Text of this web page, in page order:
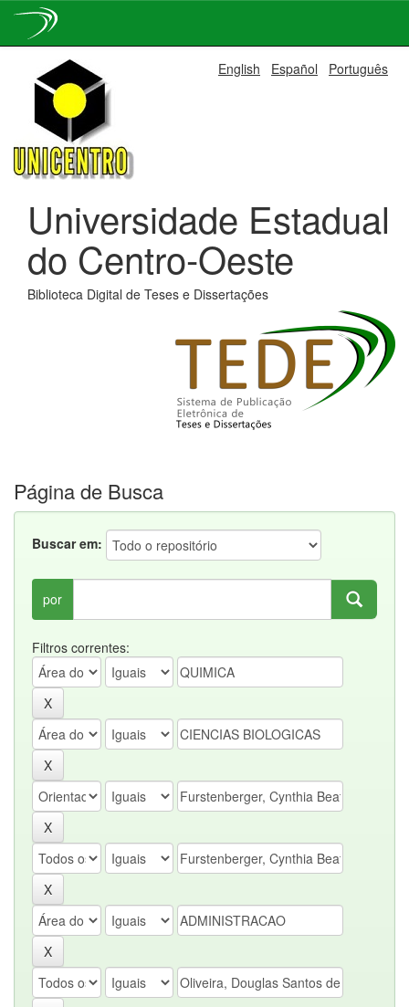
navigation
English Español Português
Universidade Estadual
do Centro-Oeste
Biblioteca Digital de Teses e Dissertações
Página de Busca
Buscar em:
por
Filtros correntes: